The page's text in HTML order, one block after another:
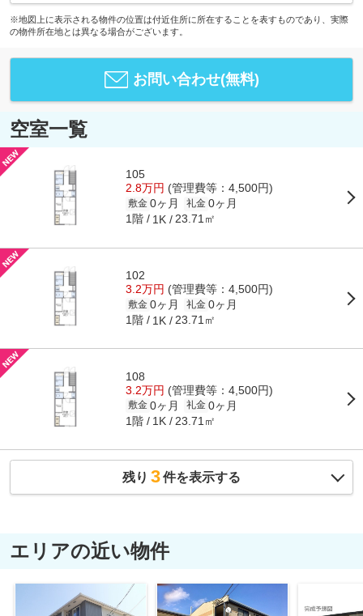
※地図上に表示される物件の位置は付近住所に所在することを表すものであり、実際
の物件所在地とは異なる場合がございます。
お問い合わせ(無料)
空室一覧
105
2.8万円 (管理費等：4,500円)
敷金 0ヶ月 礼金 0ヶ月
1階 1K 23.71㎡
102
3.2万円 (管理費等：4,500円)
敷金 0ヶ月 礼金 0ヶ月
1階 1K 23.71㎡
108
3.2万円 (管理費等：4,500円)
敷金 0ヶ月 礼金 0ヶ月
1階 1K 23.71㎡
残り 3件を表示する
エリアの近い物件